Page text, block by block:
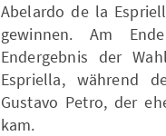
Abelardo de la
gewinnen. Am
Endergebnis der
Espriella, während
Gustavo Petro, der
kam.